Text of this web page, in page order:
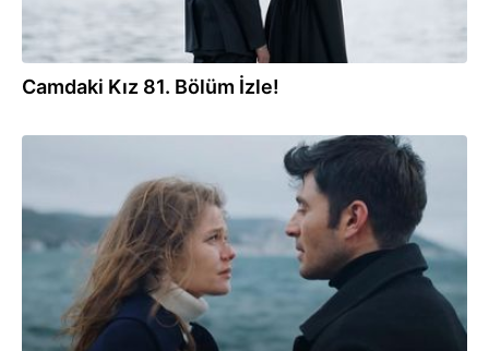
Camdaki Kız 81. Bölüm İzle!